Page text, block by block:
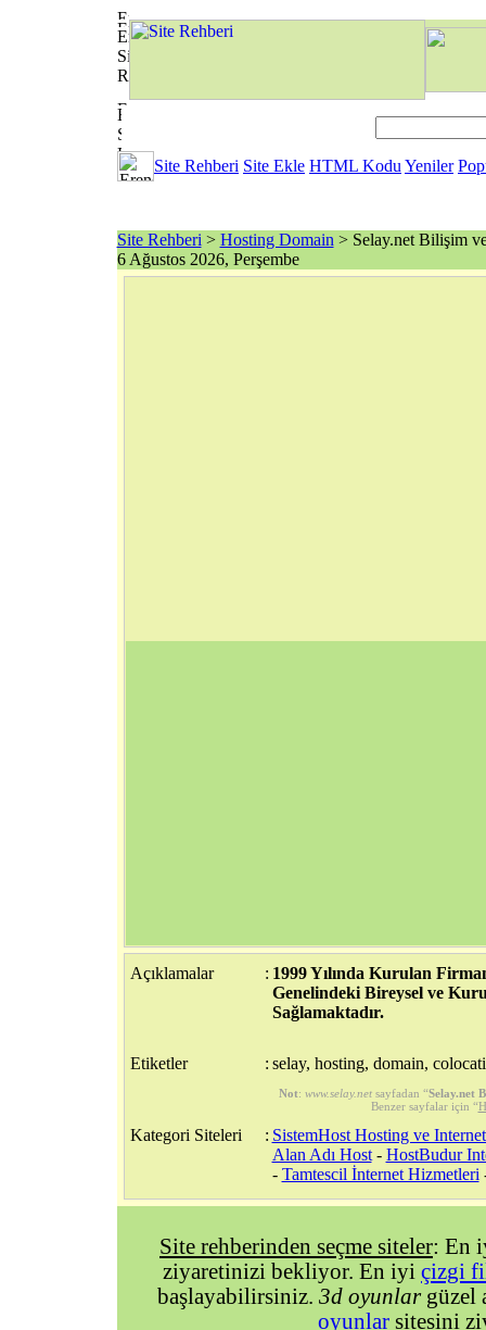
Site Rehberi Site Ekle HTML Kodu Yeniler
Site Rehberi > Hosting Domain > Selay.net Bilişim
6 Ağustos 2026, Perşembe
Açıklamalar : 1999 Yılında Kurulan
Genelindeki Bireysel ve
Sağlamaktadır.
Etiketler : selay, hosting, domain,
Not: www.selay.netsayfadan “Selay.net
Benzer sayfalar için “
Kategori Siteleri : SistemHost Hosting ve
Alan Adı Host- HostBudur
- Tamtescil İnternet Hizmetleri
Site rehberinden seçme siteler: En
ziyaretinizi bekliyor. En iyi çizgi
başlayabilirsiniz. 3d oyunlargüzel
oyunlarsitesini